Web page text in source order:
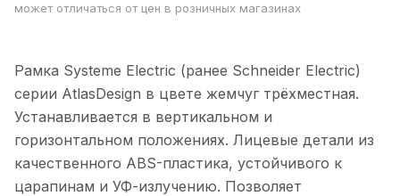
может отличаться от цен в розничных магазинах
Рамка Systeme Electric (ранее Schneider Electric)
серии AtlasDesign в цвете жемчуг трёхместная.
Устанавливается в вертикальном и
горизонтальном положениях. Лицевые детали из
качественного ABS-пластика, устойчивого к
царапинам и УФ-излучению. Позволяет